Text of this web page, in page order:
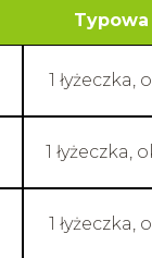
1 łyżeczka,
1 łyżeczka,
1 łyżeczka,